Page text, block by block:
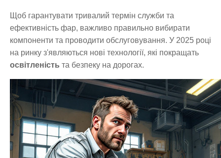
Щоб гарантувати тривалий термін служби та
ефективність фар, важливо правильно вибирати
компоненти та проводити обслуговування. У 2025 році
на ринку з'являються нові технології, які покращать
освітленість та безпеку на дорогах.